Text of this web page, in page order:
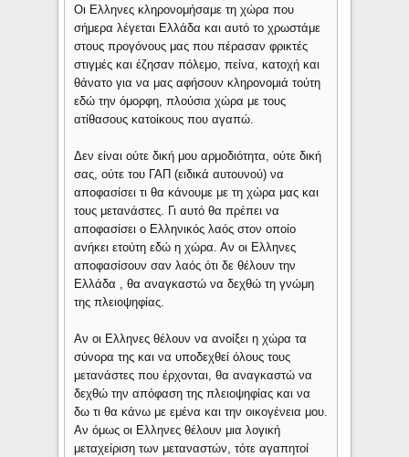
Οι Ελληνες κληρονομήσαμε τη χώρα που
σήμερα λέγεται Ελλάδα και αυτό το χρωστάμε
στους προγόνους μας που πέρασαν φρικτές
στιγμές και έζησαν πόλεμο, πείνα, κατοχή και
θάνατο για να μας αφήσουν κληρονομιά τούτη
εδώ την όμορφη, πλούσια χώρα με τους
ατίθασους κατοίκους που αγαπώ.
Δεν είναι ούτε δική μου αρμοδιότητα, ούτε δική
σας, ούτε του ΓΑΠ (ειδικά αυτουνού) να
αποφασίσει τι θα κάνουμε με τη χώρα μας και
τους μετανάστες. Γι αυτό θα πρέπει να
αποφασίσει ο Ελληνικός λαός στον οποίο
ανήκει ετούτη εδώ η χώρα. Αν οι Ελληνες
αποφασίσουν σαν λαός ότι δε θέλουν την
Ελλάδα , θα αναγκαστώ να δεχθώ τη γνώμη
της πλειοψηφίας.
Αν οι Ελληνες θέλουν να ανοίξει η χώρα τα
σύνορα της και να υποδεχθεί όλους τους
μετανάστες που έρχονται, θα αναγκαστώ να
δεχθώ την απόφαση της πλειοψηφίας και να
δω τι θα κάνω με εμένα και την οικογένεια μου.
Αν όμως οι Ελληνες θέλουν μια λογική
μεταχείριση των μεταναστών, τότε αγαπητοί